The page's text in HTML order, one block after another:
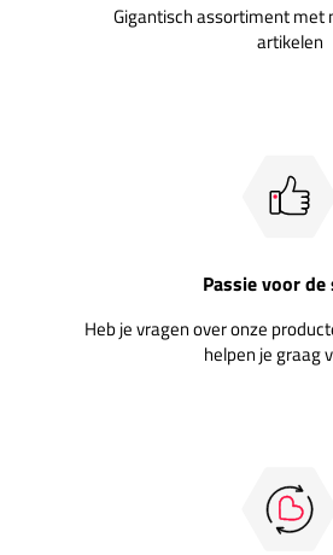
Gigantisch assortiment met
artikelen
Passie voor
Heb je vragen over onze
helpen je graag